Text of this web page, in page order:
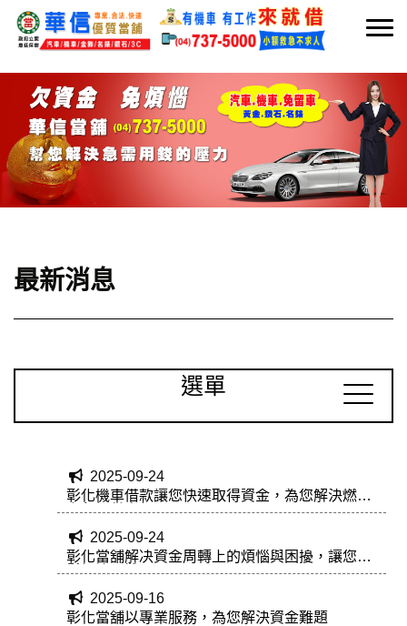
最新消息
選單
2025-09-24
彰化機車借款讓您快速取得資金，為您解決燃眉
之急提供方便
2025-09-24
彰化當舖解决資金周轉上的煩惱與困擾，讓您輕
鬆解決困難
2025-09-16
彰化當舖以專業服務，為您解決資金難題